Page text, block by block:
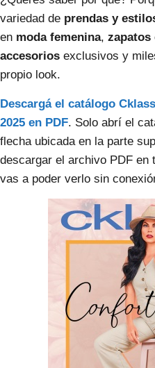
variedad de prendas y
en moda femenina, zapatos
accesorios exclusivos y
propio look.
Descargá el catálogo
2025 en PDF. Solo abrí el
flecha ubicada en la parte
descargar el archivo PDF en
vas a poder verlo sin